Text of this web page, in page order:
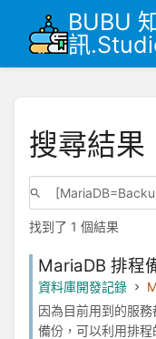
BUBU
訊
搜尋結果
找到了 1 個結果
MariaDB 排程
資料庫開發記錄
因為目前用到的服
備份，可以利用排